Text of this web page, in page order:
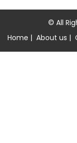
© All
Home | About us |